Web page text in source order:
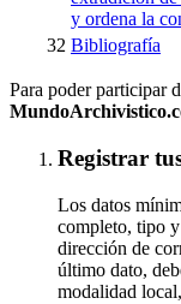
y ordena la
32 Bibliografía
Para poder participar
Registrar
Los datos
completo, tipo
dirección de
último dato,
modalidad